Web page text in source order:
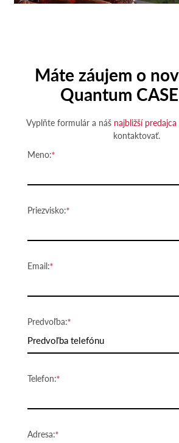
Máte záujem o
Quantum
Vyplňte formulár a náš najbližší predajca
kontaktovať.
Meno:
Priezvisko:
Email:
Predvoľba:
Predvoľba telefónu
Telefon:
Adresa: